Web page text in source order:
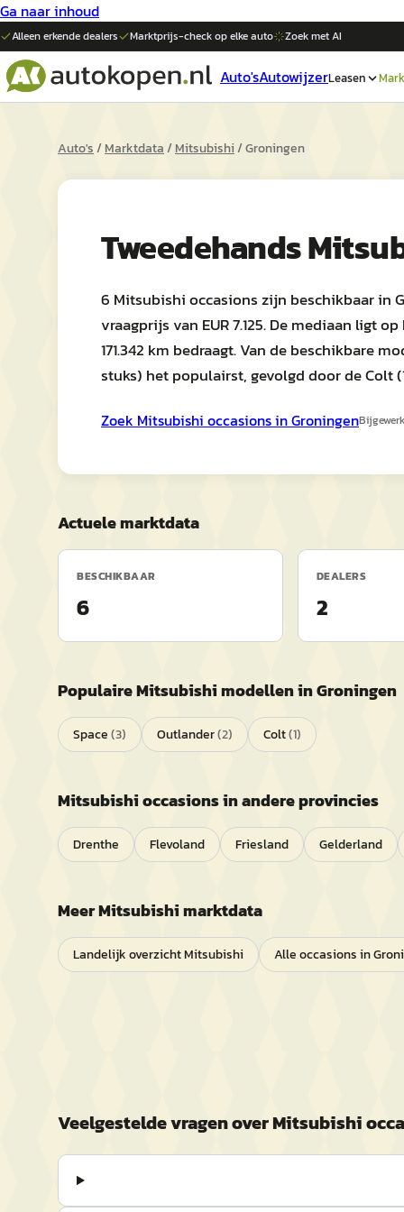
Ga naar inhoud
Alleen erkende dealers Marktprijs-check op elkeauto Zoek met AI
Auto'sAutowijzerLeasen
Auto's/Marktdata/Mitsubishi/Groningen
Tweedehands
6 Mitsubishi occasions zijn beschikbaar in
vraagprijs van EUR 7.125. De mediaan ligt
171.342 km bedraagt. Van de beschikbare
stuks) het populairst, gevolgd door de Colt
Zoek Mitsubishi occasions inGroningen
Actuele marktdata
BESCHIKBAAR
6
DEALERS
2
PopulaireMitsubishimodellen inGroningen
Space(3) Outlander(2) Colt(1)
Mitsubishioccasions in andere provincies
Drenthe Flevoland Friesland Gelderland
MeerMitsubishimarktdata
Landelijk overzichtMitsubishi Alle occasions in
Veelgestelde vragen overMitsubishi